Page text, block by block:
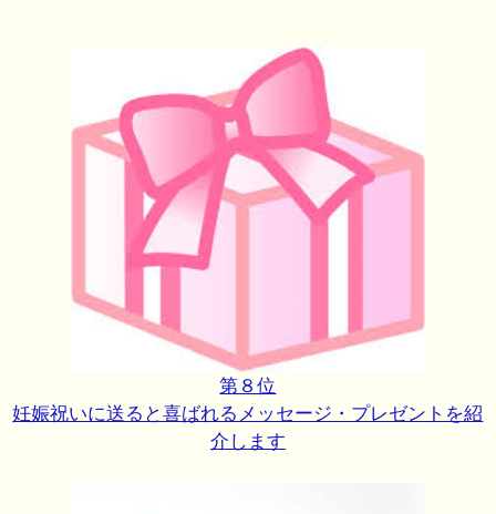
第８位
妊娠祝いに送ると喜ばれるメッセージ・プレゼントを紹
介します